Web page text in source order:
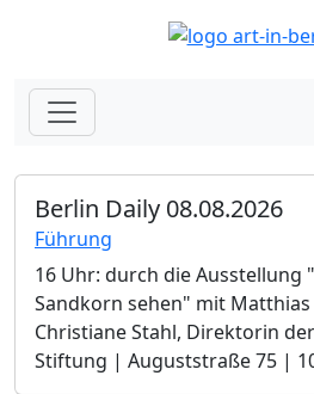
Berlin Daily 08.08.2026
Führung
16 Uhr: durch die Ausstellung
Sandkorn sehen" mit Matthias
Christiane Stahl, Direktorin
Stiftung | Auguststraße 75 |